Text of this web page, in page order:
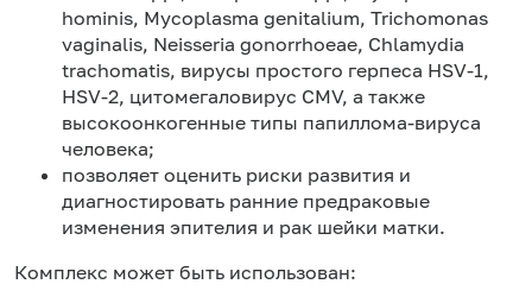
hominis, Mycoplasma genitalium, Trichomonas
vaginalis, Neisseria gonorrhoeae, Chlamydia
trachomatis, вирусы простого герпеса HSV-1,
HSV-2, цитомегаловирус CMV, а также
высокоонкогенные типы папиллома-вируса
человека;
позволяет оценить риски развития и
диагностировать ранние предраковые
изменения эпителия и рак шейки матки.
Комплекс может быть использован: